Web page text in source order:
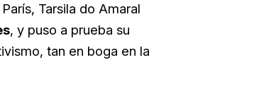
Tarsila do Amaral
, y puso a prueba su
tan en boga en la